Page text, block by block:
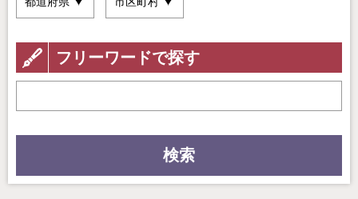
フリーワードで探す
検索